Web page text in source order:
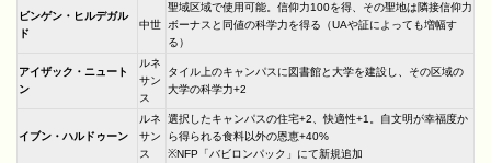
ビンゲン・ヒルデガル
ド
中世
聖域区域で使用可能。信仰力100を得、その聖地は隣接信仰力
ボーナスと同値の科学力を得る（UAや証によっても増幅す
る）
アイザック・ニュート
ン
ルネ
サン
ス
タイル上のキャンパスに図書館と大学を建設し、その区域の
大学の科学力+2
イブン・ハルドゥーン
ルネ
サン
ス
選択したキャンパスの住宅+2、快適性+1。自文明が幸福度か
ら得られる食料以外の恩恵+40%
※NFP「バビロンパック」にて新規追加